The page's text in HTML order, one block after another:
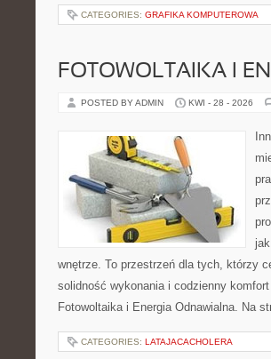
CATEGORIES: GRAFIKA KOMPUTEROWA
FOTOWOLTAIKA I
POSTED BY ADMIN KWI - 28 - 2026
wnętrze. To przestrzeń dla tych, którzy
solidność wykonania i codzienny
Fotowoltaika i Energia Odnawialna. Na
CATEGORIES: LATAJACACHOLERA